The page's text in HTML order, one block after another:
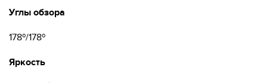
Углы обзора
178º/178º
Яркость